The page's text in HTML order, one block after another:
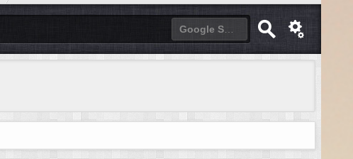
Google Site Search